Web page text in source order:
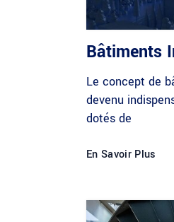
Bâtiments
Le concept de
devenu
dotés de
En Savoir Plus